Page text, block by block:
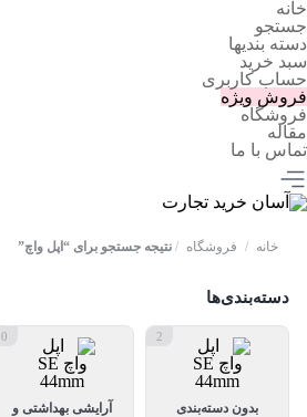
خانه
جستجو
دسته بندیها
سبد خرید
حساب کاربری
فروش ویژه
فروشگاه
مقاله
تماس با ما
خانه / فروشگاه / نتیجه جستجو برای “اپل واچ”
دسته‌بندی‌ها
بدون دسته‌بندی
2
آرایشی بهداشتی و
0